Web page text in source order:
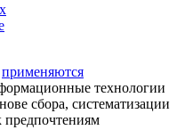
применяются
технологии
сбора, систематизации
предпочтениям